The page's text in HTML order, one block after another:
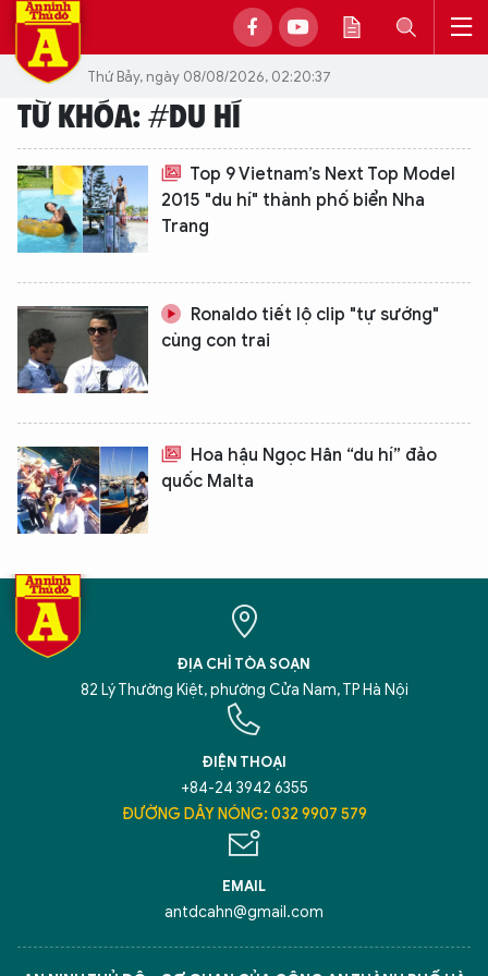
Thứ Bảy, ngày 08/08/2026, 02:20:37
TỪ KHÓA: #DU HÍ
Top 9 Vietnam’s Next Top Model
2015 "du hí" thành phố biển Nha
Trang
Ronaldo tiết lộ clip "tự sướng"
cùng con trai
Hoa hậu Ngọc Hân “du hí” đảo
quốc Malta
ĐỊA CHỈ TÒA SOẠN
82 Lý Thường Kiệt, phường Cửa Nam, TP Hà Nội
ĐIỆN THOẠI
+84-24 3942 6355
ĐƯỜNG DÂY NÓNG: 032 9907 579
EMAIL
antdcahn@gmail.com
XIN CHÀO,
TÔI LÀ CHATBOT CỦA
Hãy hỏi tôi bất kỳ điều gì bạn cần biết về
An Ninh Thủ Đô nhé. Tôi sẵn sàng hỗ trợ!